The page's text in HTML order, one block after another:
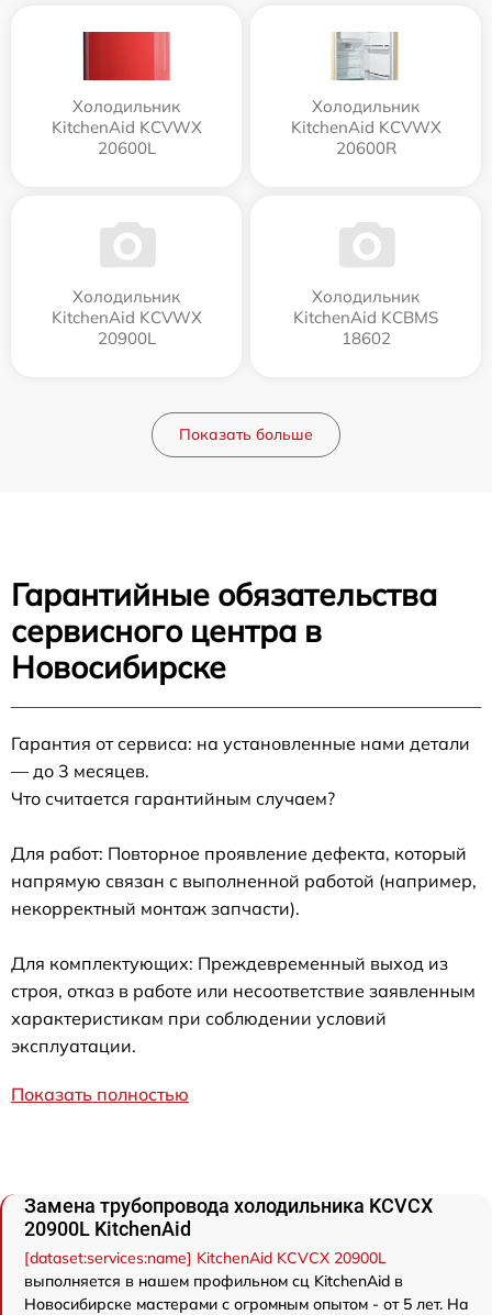
Холодильник
KitchenAid KCVWX
20600L
Холодильник
KitchenAid KCVWX
20600R
Холодильник
KitchenAid KCVWX
20900L
Холодильник
KitchenAid KCBMS
18602
Показать больше
Гарантийные обязательства
сервисного центра в
Новосибирске
Гарантия от сервиса: на установленные нами детали
— до 3 месяцев.
Что считается гарантийным случаем?
Для работ: Повторное проявление дефекта, который
напрямую связан с выполненной работой (например,
некорректный монтаж запчасти).
Для комплектующих: Преждевременный выход из
строя, отказ в работе или несоответствие заявленным
характеристикам при соблюдении условий
эксплуатации.
Показать полностью
Замена трубопровода холодильника KCVCX
20900L KitchenAid
[dataset:services:name] KitchenAid KCVCX 20900L
выполняется в нашем профильном сц KitchenAid в
Новосибирске мастерами с огромным опытом - от 5 лет. На